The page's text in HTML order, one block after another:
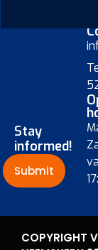
Stay
informed!
Submit
COPYRIGHT